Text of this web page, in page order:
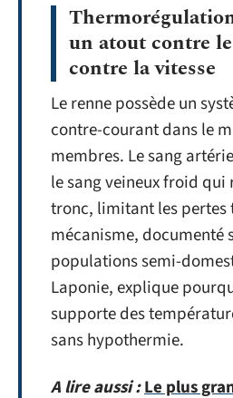
un atout contre
contre la vitesse
Le renne possède un
contre-courant dans le
membres. Le sang
le sang veineux froid qui
tronc, limitant les pertes
mécanisme, documenté
populations semi-
Laponie, explique
supporte des
sans hypothermie.
A lire aussi :Le plus